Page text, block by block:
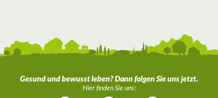
Gesund und bewusst leben? Dann folgen Sie uns jetzt.
Hier finden Sie uns: